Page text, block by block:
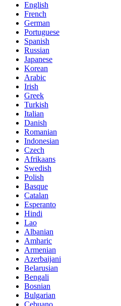
English
French
German
Portuguese
Spanish
Russian
Japanese
Korean
Arabic
Irish
Greek
Turkish
Italian
Danish
Romanian
Indonesian
Czech
Afrikaans
Swedish
Polish
Basque
Catalan
Esperanto
Hindi
Lao
Albanian
Amharic
Armenian
Azerbaijani
Belarusian
Bengali
Bosnian
Bulgarian